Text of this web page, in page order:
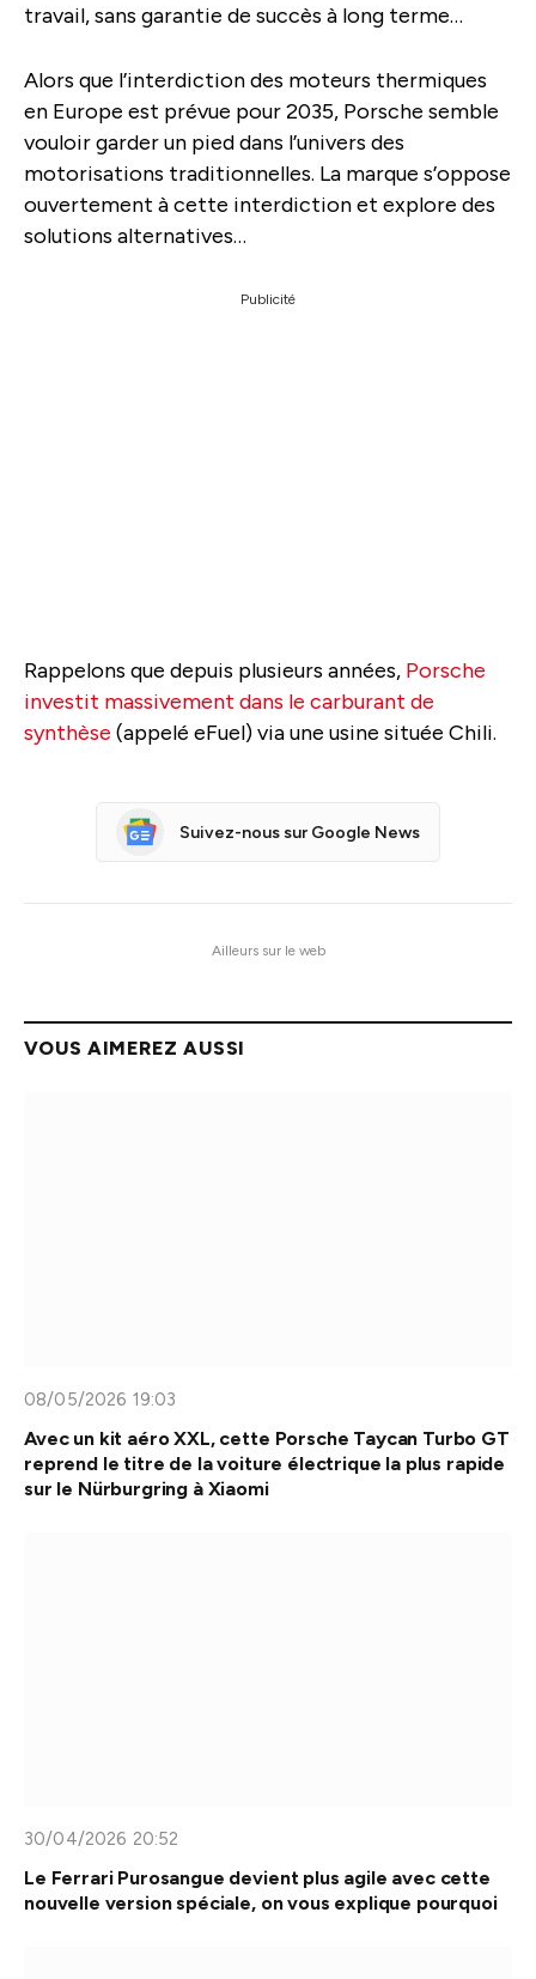
travail, sans garantie de succès à long terme…
Alors que l’interdiction des moteurs thermiques
en Europe est prévue pour 2035, Porsche semble
vouloir garder un pied dans l’univers des
motorisations traditionnelles. La marque s’oppose
ouvertement à cette interdiction et explore des
solutions alternatives…
Publicité
Rappelons que depuis plusieurs années, Porsche
investit massivement dans le carburant de
synthèse (appelé eFuel) via une usine située Chili.
Suivez-nous sur Google News
Ailleurs sur le web
VOUS AIMEREZ AUSSI
08/05/2026 19:03
Avec un kit aéro XXL, cette Porsche Taycan Turbo GT
reprend le titre de la voiture électrique la plus rapide
sur le Nürburgring à Xiaomi
30/04/2026 20:52
Le Ferrari Purosangue devient plus agile avec cette
nouvelle version spéciale, on vous explique pourquoi